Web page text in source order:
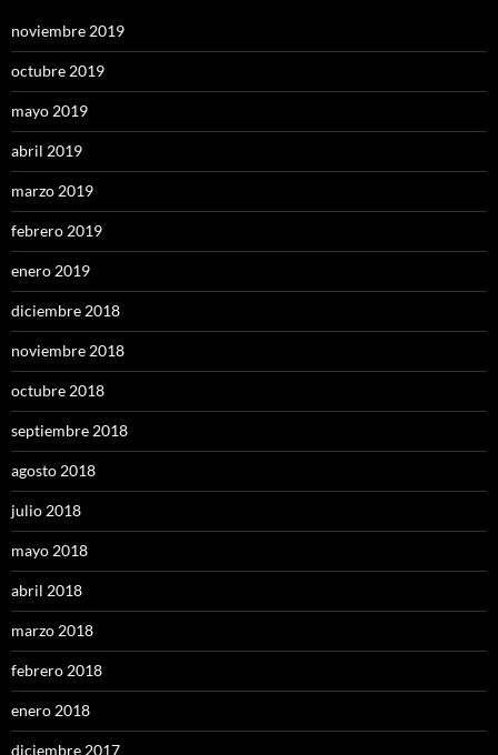
noviembre 2019
octubre 2019
mayo 2019
abril 2019
marzo 2019
febrero 2019
enero 2019
diciembre 2018
noviembre 2018
octubre 2018
septiembre 2018
agosto 2018
julio 2018
mayo 2018
abril 2018
marzo 2018
febrero 2018
enero 2018
diciembre 2017